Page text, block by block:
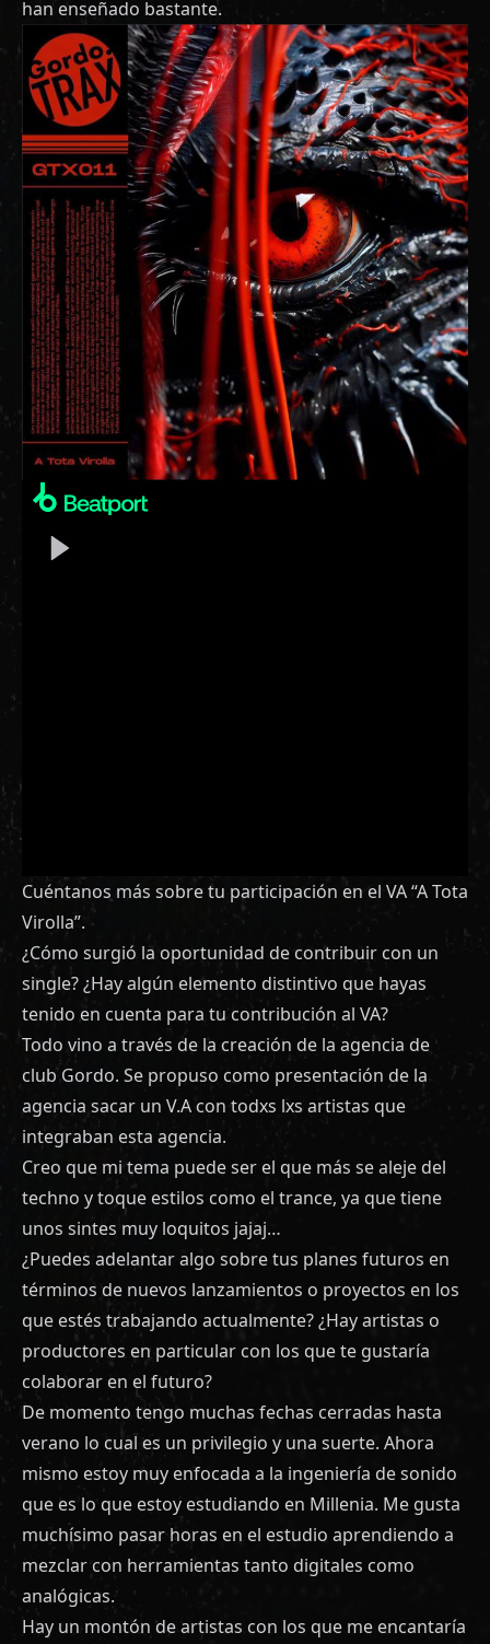
han enseñado bastante.
Cuéntanos más sobre tu participación en el VA “A Tota
Virolla”.
¿Cómo surgió la oportunidad de contribuir con un
single? ¿Hay algún elemento distintivo que hayas
tenido en cuenta para tu contribución al VA?
Todo vino a través de la creación de la agencia de
club Gordo. Se propuso como presentación de la
agencia sacar un V.A con todxs lxs artistas que
integraban esta agencia.
Creo que mi tema puede ser el que más se aleje del
techno y toque estilos como el trance, ya que tiene
unos sintes muy loquitos jajaj…
¿Puedes adelantar algo sobre tus planes futuros en
términos de nuevos lanzamientos o proyectos en los
que estés trabajando actualmente? ¿Hay artistas o
productores en particular con los que te gustaría
colaborar en el futuro?
De momento tengo muchas fechas cerradas hasta
verano lo cual es un privilegio y una suerte. Ahora
mismo estoy muy enfocada a la ingeniería de sonido
que es lo que estoy estudiando en Millenia. Me gusta
muchísimo pasar horas en el estudio aprendiendo a
mezclar con herramientas tanto digitales como
analógicas.
Hay un montón de artistas con los que me encantaría